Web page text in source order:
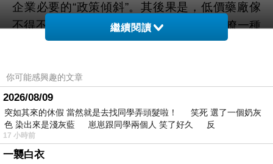
企業必要的“政策傾斜”。其後果是，低價藥廠傢
不得不主動爭取醫院采購—這事實上導致瞭一種
極不公平的議價環境。“重壓制輕保護”的管制策
它們隻能在本就有限的利潤空間內彼此消耗。無
論是過去的最高零售限價，還是今後的日均費用
控制，管制手段雖有微調，但其邏輯缺陷從未填
補。需要思考的是，當職能部門強勢導演瞭低價
藥的微利格局，又該如何為相關藥企安排與之相
繼續閱讀
你可能感興趣的文章
2026/08/09
突如其來的休假 當然就是去找同學弄頭髮啦！ 笑死 選了一個奶灰
色 染出來是淺灰藍 崽崽跟同學兩個人 笑了好久 反
17 小時前
一襲白衣